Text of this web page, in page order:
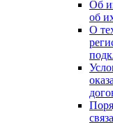
Об
об
О